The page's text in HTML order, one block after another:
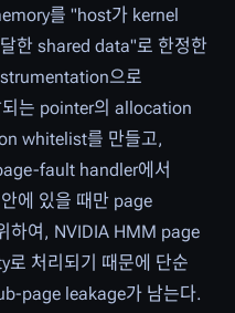
를 "host가 kernel
한 shared data"로 한정한
으로
는 pointer의 allocation
whitelist를 만들고,
fault handler에서
에 있을 때만 page
하여, NVIDIA HMM page
처리되기 때문에 단순
page leakage가 남는다.